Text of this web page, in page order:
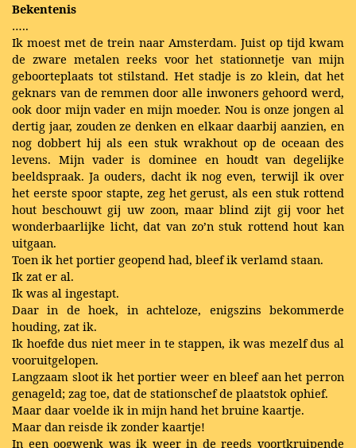
Bekentenis
…..
Ik moest met de trein naar Amsterdam. Juist op tijd kwam
de zware metalen reeks voor het stationnetje van mijn
geboorteplaats tot stilstand. Het stadje is zo klein, dat het
geknars van de remmen door alle inwoners gehoord werd,
ook door mijn vader en mijn moeder. Nou is onze jongen al
dertig jaar, zouden ze denken en elkaar daarbij aanzien, en
nog dobbert hij als een stuk wrakhout op de oceaan des
levens. Mijn vader is dominee en houdt van degelijke
beeldspraak. Ja ouders, dacht ik nog even, terwijl ik over
het eerste spoor stapte, zeg het gerust, als een stuk rottend
hout beschouwt gij uw zoon, maar blind zijt gij voor het
wonderbaarlijke licht, dat van zo’n stuk rottend hout kan
uitgaan.
Toen ik het portier geopend had, bleef ik verlamd staan.
Ik zat er al.
Ik was al ingestapt.
Daar in de hoek, in achteloze, enigszins bekommerde
houding, zat ik.
Ik hoefde dus niet meer in te stappen, ik was mezelf dus al
vooruitgelopen.
Langzaam sloot ik het portier weer en bleef aan het perron
genageld; zag toe, dat de stationschef de plaatstok ophief.
Maar daar voelde ik in mijn hand het bruine kaartje.
Maar dan reisde ik zonder kaartje!
In een oogwenk was ik weer in de reeds voortkruipende